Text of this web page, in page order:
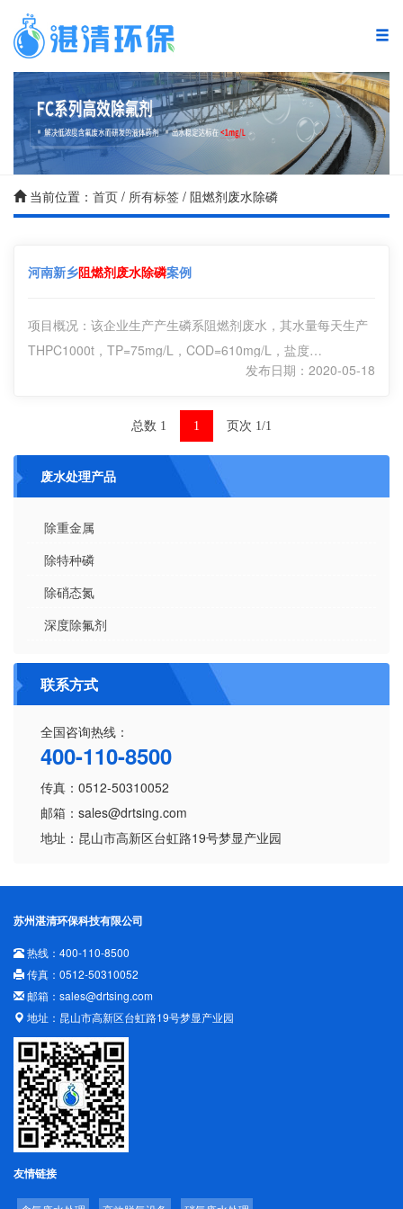
湛清首页
复合碳源
废水处理产品
废水处理案例
废水处理技术
新闻中心
联系我们
当前位置： 首页 / 所有标签 / 阻燃剂废水除磷
河南新乡阻燃剂废水除磷案例
项目概况：该企业生产产生磷系阻燃剂废水，其水量每天生产
THPC1000t，TP=75mg/L，COD=610mg/L，盐度
原水出水水质610758除磷出水要求1..
发布日期：2020-05-18
总数 1 1 页次 1/1
废水处理产品
除重金属
除特种磷
除硝态氮
深度除氟剂
联系方式
全国咨询热线：
400-110-8500
传真：0512-50310052
邮箱：sales@drtsing.com
地址：昆山市高新区台虹路19号梦显产业园
苏州湛清环保科技有限公司
热线：400-110-8500
传真：0512-50310052
邮箱：sales@drtsing.com
地址：昆山市高新区台虹路19号梦显产业园
友情链接